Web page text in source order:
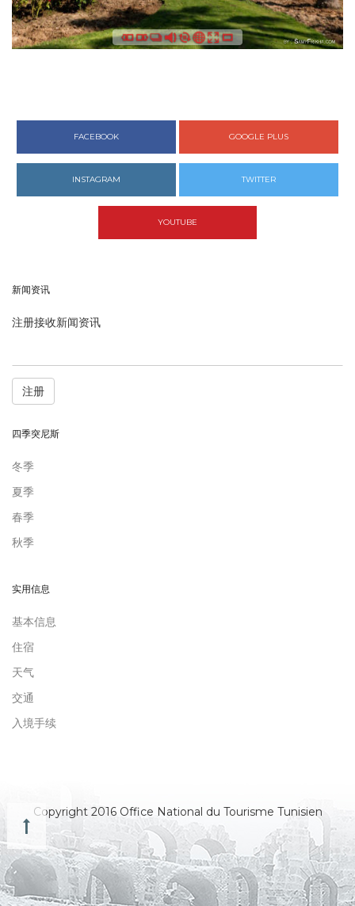
FACEBOOK GOOGLE PLUS
INSTAGRAM TWITTER
YOUTUBE
新闻资讯
注册接收新闻资讯
注册
四季突尼斯
冬季
夏季
春季
秋季
实用信息
基本信息
住宿
天气
交通
入境手续
Copyright 2016 Office National du Tourisme Tunisien